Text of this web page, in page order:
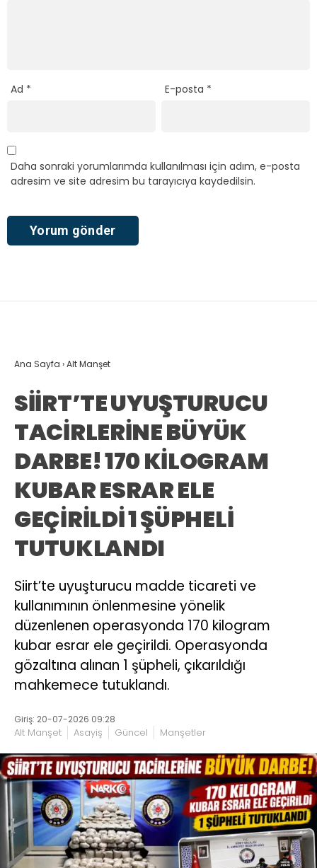
Ad * E-posta *
Daha sonraki yorumlarımda kullanılması için adım, e-posta
adresim ve site adresim bu tarayıcıya kaydedilsin.
Ana Sayfa ›Alt Manşet
SİİRT’TE UYUŞTURUCU
TACİRLERİNE BÜYÜK
DARBE! 170 KİLOGRAM
KUBAR ESRAR ELE
GEÇİRİLDİ 1 ŞÜPHELİ
TUTUKLANDI
Siirt’te uyuşturucu madde ticareti ve
kullanımının önlenmesine yönelik
düzenlenen operasyonda 170 kilogram
kubar esrar ele geçirildi. Operasyonda
gözaltına alınan 1 şüpheli, çıkarıldığı
mahkemece tutuklandı.
Giriş: 20-07-2026 09:28
Alt Manşet Asayiş Güncel Manşetler